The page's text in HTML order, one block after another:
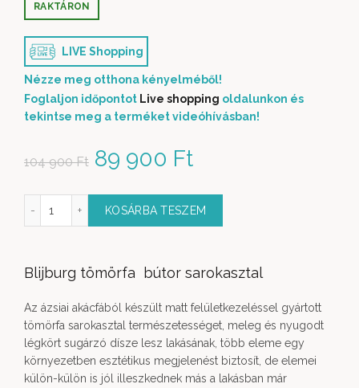
104 900Ft Original price was: 104
900 Ft.
89 900 Ft
is: 89 900 Ft.
RAKTÁRON
LIVE Shopping
Nézze meg otthona kényelméből!
Foglaljon időpontot Live shopping oldalunkon és
tekintse meg a terméket videóhívásban!
1 fiókos sarokasztal mennyiség
KOSÁRBA TESZEM
Blijburg tömörfa bútor sarokasztal
Az ázsiai akácfából készült matt felületkezeléssel gyártott
tömörfa sarokasztal természetességet, meleg és nyugodt
légkört sugárzó dísze lesz lakásának, több eleme egy
környezetben esztétikus megjelenést biztosít, de elemei
külön-külön is jól illeszkednek más a lakásban már